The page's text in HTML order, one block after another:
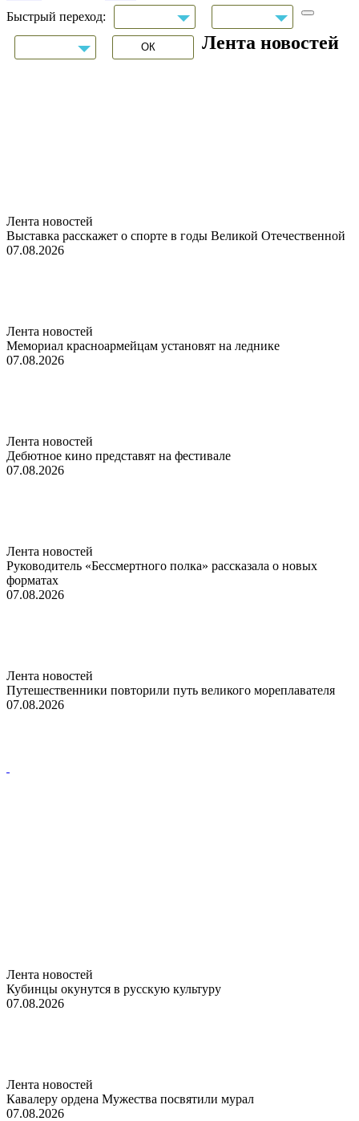
Быстрый переход:
Лента новостей
Лента новостей
Выставка расскажет о спорте в годы Великой Отечественной
07.08.2026
Лента новостей
Мемориал красноармейцам установят на леднике
07.08.2026
Лента новостей
Дебютное кино представят на фестивале
07.08.2026
Лента новостей
Руководитель «Бессмертного полка» рассказала о новых
форматах
07.08.2026
Лента новостей
Путешественники повторили путь великого мореплавателя
07.08.2026
Лента новостей
Кубинцы окунутся в русскую культуру
07.08.2026
Лента новостей
Кавалеру ордена Мужества посвятили мурал
07.08.2026